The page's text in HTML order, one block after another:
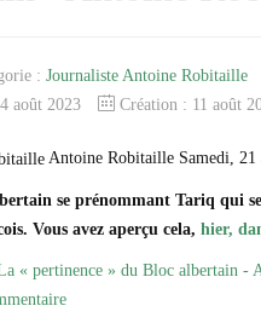
: Journaliste Antoine Robitaille
août 2023
Création : 11 août
Antoine Robitaille Samedi, 21
se prénommant Tariq qui
Vous avez aperçu cela, hier,
« pertinence » du Bloc albertain -